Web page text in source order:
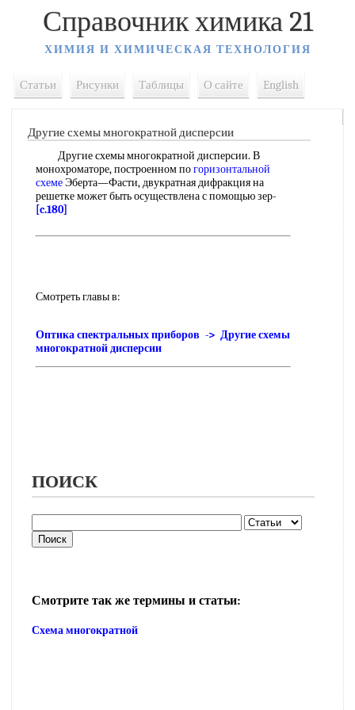
Справочник химика 21
ХИМИЯ И ХИМИЧЕСКАЯ ТЕХНОЛОГИЯ
Статьи Рисунки Таблицы О сайте English
Другие схемы многократной дисперсии
Другие схемы многократной дисперсии. В
монохроматоре, построенном погоризонтальной
схемеЭберта—Фасти, двукратная дифракция на
решетке может быть осуществлена с помощью зер-
[c.180]
Смотреть главы в:
Оптика спектральных приборов -> Другие схемы
многократной дисперсии
ПОИСК
Смотрите так же термины и статьи:
Схема многократной